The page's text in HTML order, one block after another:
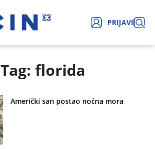
PRIJAVI
Tag: florida
Američki san postao noćna mora